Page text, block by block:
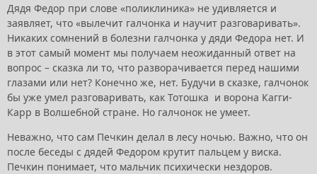
Дядя Федор при слове «поликлиника» не удивляется и
заявляет, что «вылечит галчонка и научит разговаривать».
Никаких сомнений в болезни галчонка у дяди Федора нет. И
в этот самый момент мы получаем неожиданный ответ на
вопрос – сказка ли то, что разворачивается перед нашими
глазами или нет? Конечно же, нет. Будучи в сказке, галчонок
бы уже умел разговаривать, как Тотошка и ворона Кагги-
Карр в Волшебной стране. Но галчонок не умеет.
Неважно, что сам Печкин делал в лесу ночью. Важно, что он
после беседы с дядей Федором крутит пальцем у виска.
Печкин понимает, что мальчик психически нездоров.